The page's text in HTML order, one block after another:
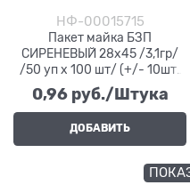
НФ-00015715
Пакет майка БЗП
СИРЕНЕВЫЙ 28х45 /3,1гр/
/50 уп х 100 шт/ (+/- 10шт)
(5000)
0,96 руб./Штука
ДОБАВИТЬ